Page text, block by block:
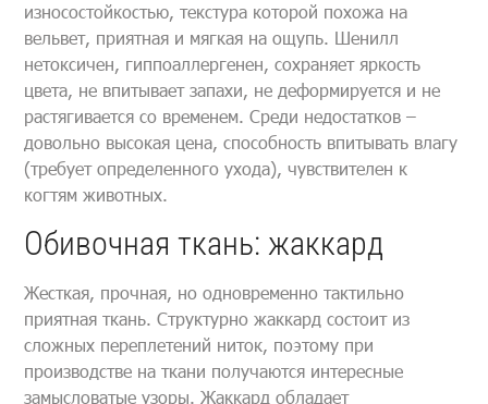
износостойкостью, текстура которой похожа на
вельвет, приятная и мягкая на ощупь. Шенилл
нетоксичен, гиппоаллергенен, сохраняет яркость
цвета, не впитывает запахи, не деформируется и не
растягивается со временем. Среди недостатков –
довольно высокая цена, способность впитывать влагу
(требует определенного ухода), чувствителен к
когтям животных.
Обивочная ткань: жаккард
Жесткая, прочная, но одновременно тактильно
приятная ткань. Структурно жаккард состоит из
сложных переплетений ниток, поэтому при
производстве на ткани получаются интересные
замысловатые узоры. Жаккард обладает